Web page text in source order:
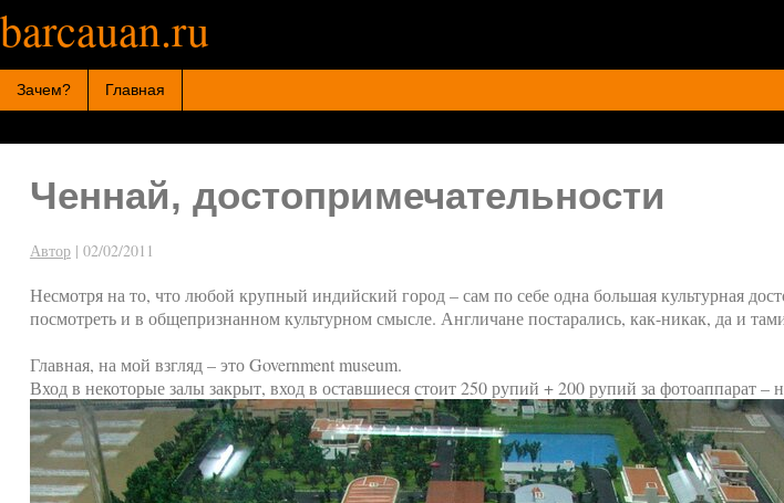
barcauan.ru
Искать:
Зачем? Главная
Ченнай, достопримечательности
Автор | 02/02/2011
Несмотря на то, что любой крупный индийский город – сам по себе одна большая культурная
посмотреть и в общепризнанном культурном смысле. Англичане постарались, как-никак, да и
Главная, на мой взгляд – это Government museum.
Вход в некоторые залы закрыт, вход в оставшиеся стоит 250 рупий + 200 рупий за фотоаппарат –